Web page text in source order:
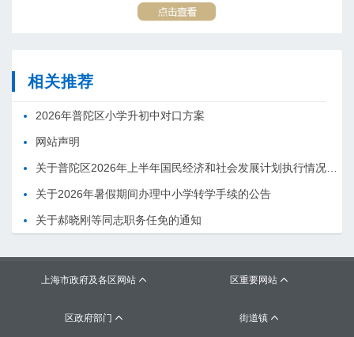
相关推荐
2026年普陀区小学升初中对口方案
网站声明
关于2026年暑假期间办理中小学转学手续的公告
关于郝晓刚等同志职务任免的通知
上海市政府及各区网站  区重要网站 
区政府部门  街道镇 